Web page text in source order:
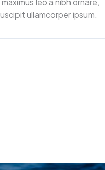
ullamcorper ipsum.